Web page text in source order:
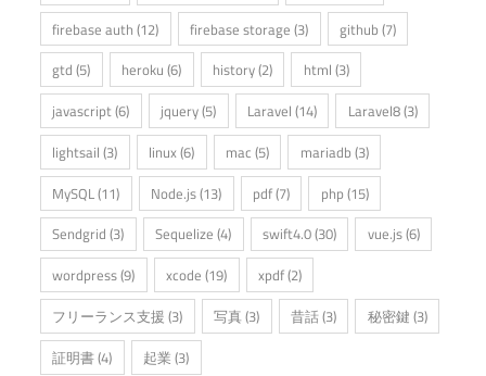
firebase auth (12) firebase storage (3) github (7)
gtd (5) heroku (6) history(2) html (3)
javascript(6) jquery(5) Laravel (14) Laravel8(3)
lightsail (3) linux(6) mac (5) mariadb (3)
MySQL(11) Node.js(13) pdf(7) php(15)
Sendgrid (3) Sequelize (4) swift4.0(30) vue.js(6)
wordpress(9) xcode (19) xpdf(2)
フリーランス支援 (3) 写真(3) 昔話(3) 秘密鍵 (3)
証明書(4) 起業 (3)